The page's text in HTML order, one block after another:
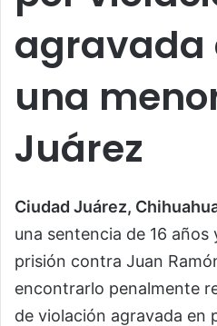
agravada
una
Juárez
Ciudad Juárez,
una sentencia de 16 años
prisión contra Juan
encontrarlo penalmente
de violación agravada en